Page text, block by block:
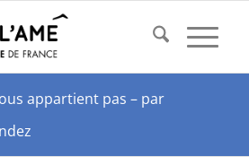
appartient pas – par